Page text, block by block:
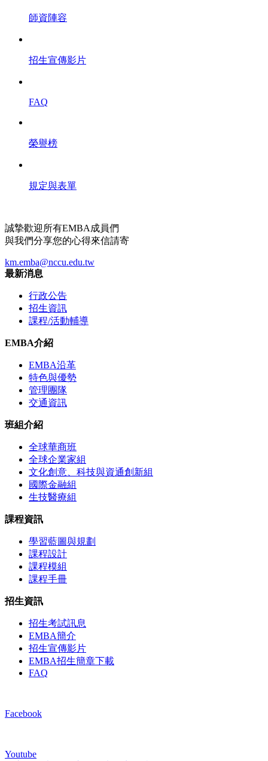
師資陣容
招生宣傳影片
FAQ
榮譽榜
規定與表單
誠摯歡迎所有EMBA成員們
與我們分享您的心得來信請寄
km.emba@nccu.edu.tw
最新消息
行政公告
招生資訊
課程/活動輔導
EMBA介紹
EMBA沿革
特色與優勢
管理團隊
交通資訊
班組介紹
全球華商班
全球企業家組
文化創意、科技與資通創新組
國際金融組
生技醫療組
課程資訊
學習藍圖與規劃
課程設計
課程模組
課程手冊
招生資訊
招生考試訊息
EMBA簡介
招生宣傳影片
EMBA招生簡章下載
FAQ
Facebook
Youtube